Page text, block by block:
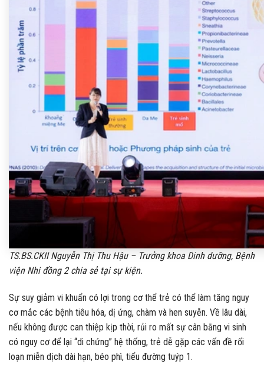
TS.BS.CKII Nguyễn Thị Thu Hậu – Trưởng khoa Dinh dưỡng, Bệnh
viện Nhi đồng 2 chia sẻ tại sự kiện.
Sự suy giảm vi khuẩn có lợi trong cơ thể trẻ có thể làm tăng nguy
cơ mắc các bệnh tiêu hóa, dị ứng, chàm và hen suyễn. Về lâu dài,
nếu không được can thiệp kịp thời, rủi ro mất sự cân bằng vi sinh
có nguy cơ để lại “di chứng” hệ thống, trẻ dễ gặp các vấn đề rối
loạn miễn dịch dài hạn, béo phì, tiểu đường tuýp 1.